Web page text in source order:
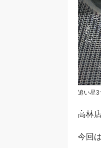
追い星3
高林
今回